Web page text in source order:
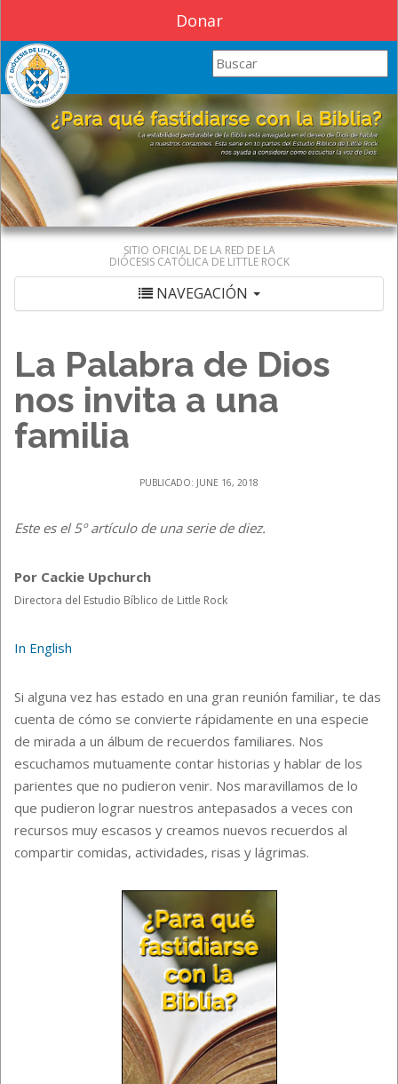
Donar
Search this site
SITIO OFICIAL DE LA RED DE LA
DIÓCESIS CATÓLICA DE LITTLE ROCK
NAVEGACIÓN
La Palabra de Dios
nos invita a una
familia
PUBLICADO: JUNE 16, 2018
Este es el 5º artículo de una serie de diez.
Por Cackie Upchurch
Directora del Estudio Bíblico de Little Rock
In English
Si alguna vez has estado en una gran reunión familiar, te das
cuenta de cómo se convierte rápidamente en una especie
de mirada a un álbum de recuerdos familiares. Nos
escuchamos mutuamente contar historias y hablar de los
parientes que no pudieron venir. Nos maravillamos de lo
que pudieron lograr nuestros antepasados a veces con
recursos muy escasos y creamos nuevos recuerdos al
compartir comidas, actividades, risas y lágrimas.